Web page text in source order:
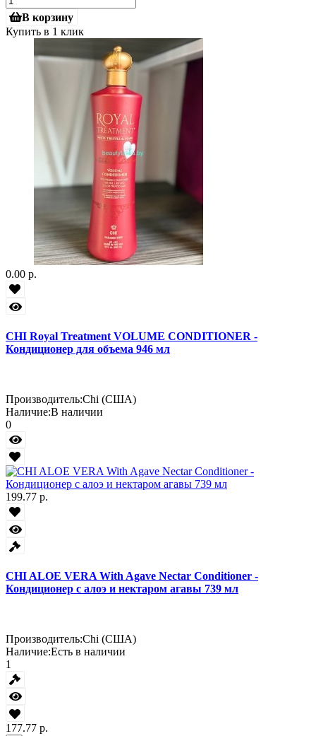
В корзину
Купить в 1 клик
0.00 р.
CHI Royal Treatment VOLUME CONDITIONER -
Кондиционер для объема 946 мл
Производитель:Chi (США)
Наличие:В наличии
0
199.77 р.
CHI ALOE VERA With Agave Nectar Conditioner -
Кондиционер с алоэ и нектаром агавы 739 мл
Производитель:Chi (США)
Наличие:Есть в наличии
1
177.77 р.